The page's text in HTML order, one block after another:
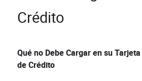
Crédito
Qué no Debe Cargar en su Tarjeta
de Crédito